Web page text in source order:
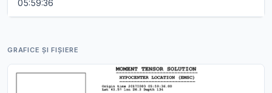
05:59:36
GRAFICE ȘI FIȘIERE